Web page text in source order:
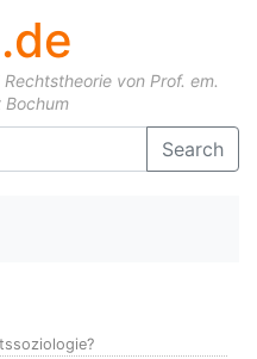
von Prof. em.
Bochum
Search